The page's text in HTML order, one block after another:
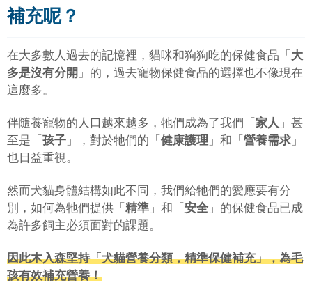
補充呢？
在大多數人過去的記憶裡，貓咪和狗狗吃的保健食品「 大
多是沒有分開 」的，過去寵物保健食品的選擇也不像現在
這麼多。
伴隨養寵物的人口越來越多，牠們成為了我們「 家人 」甚
至是「 孩子 」，對於牠們的「 健康護理 」和「 營養需求 」
也日益重視。
然而犬貓身體結構如此不同，我們給牠們的愛應要有分
別，如何為牠們提供「 精準 」和「 安全 」的保健食品已成
為許多飼主必須面對的課題。
因此木入森堅持「犬貓營養分類，精準保健補充」，為毛
孩有效補充營養！